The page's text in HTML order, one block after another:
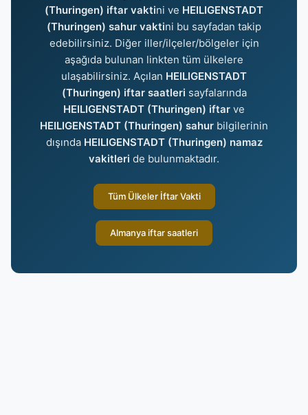
(Thuringen) iftar vaktini ve HEILIGENSTADT
(Thuringen) sahur vaktini bu sayfadan takip
edebilirsiniz. Diğer iller/ilçeler/bölgeler için
aşağıda bulunan linkten tüm ülkelere
ulaşabilirsiniz. Açılan HEILIGENSTADT
(Thuringen) iftar saatleri sayfalarında
HEILIGENSTADT (Thuringen) iftar ve
HEILIGENSTADT (Thuringen) sahur bilgilerinin
dışında HEILIGENSTADT (Thuringen) namaz
vakitleri de bulunmaktadır.
Tüm Ülkeler İftar Vakti
Almanya iftar saatleri